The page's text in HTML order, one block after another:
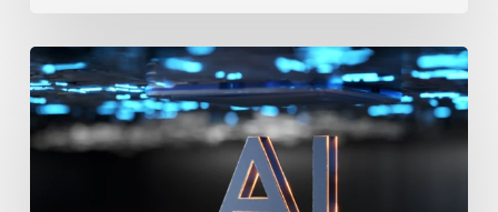
Comment
automatiser
votre
business